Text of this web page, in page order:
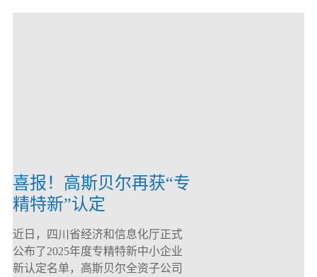
喜报！高斯贝尔再获“专
精特新”认定
近日，四川省经济和信息化厅正式
公布了2025年度专精特新中小企业
新认定名单，高斯贝尔全资子公司